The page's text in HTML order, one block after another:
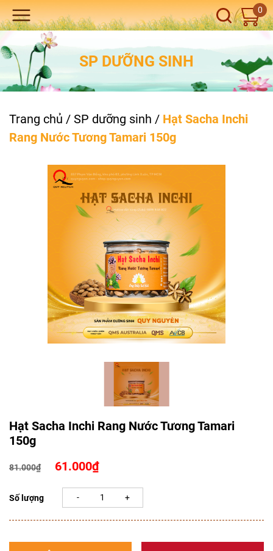
0
SP DƯỠNG SINH
Trang chủ / SP dưỡng sinh / Hạt Sacha Inchi
Rang Nước Tương Tamari 150g
Hạt Sacha Inchi Rang Nước Tương Tamari
150g
81.000₫
Giá
là:
81.000₫.
61.000₫Giá
tại
là:
Số lượng